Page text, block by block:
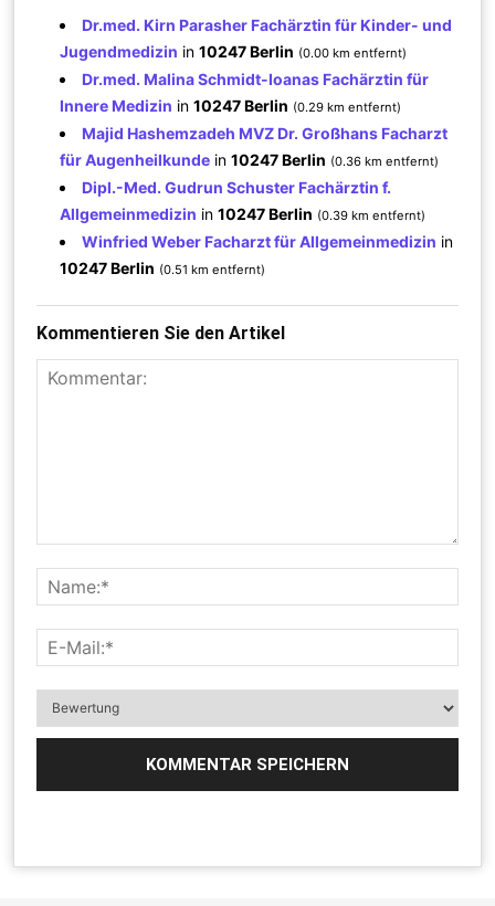
Dr.med. Kirn Parasher Fachärztin für Kinder- und
Jugendmedizin in10247 Berlin (0.00 km entfernt)
Dr.med. Malina Schmidt-Ioanas Fachärztin für
Innere Medizin in10247 Berlin (0.29 km entfernt)
Majid Hashemzadeh MVZ Dr. Großhans Facharzt
für Augenheilkunde in10247 Berlin (0.36 km entfernt)
Dipl.-Med. Gudrun Schuster Fachärztin f.
Allgemeinmedizin in10247 Berlin (0.39 km entfernt)
Winfried Weber Facharzt für Allgemeinmedizin in
10247 Berlin (0.51 km entfernt)
Kommentieren Sie den Artikel